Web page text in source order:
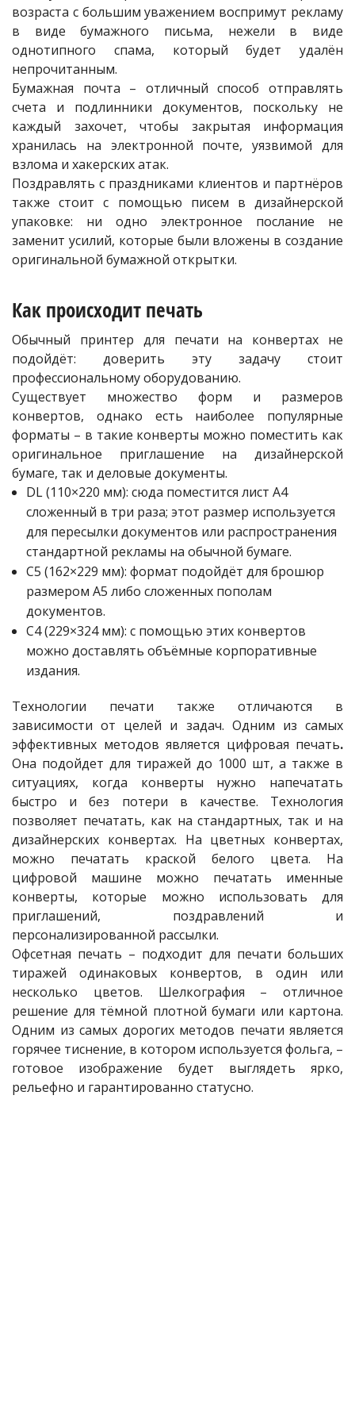
возраста с большим уважением воспримут рекламу
в виде бумажного письма, нежели в виде
однотипного спама, который будет удалён
непрочитанным.
Бумажная почта – отличный способ отправлять
счета и подлинники документов, поскольку не
каждый захочет, чтобы закрытая информация
хранилась на электронной почте, уязвимой для
взлома и хакерских атак.
Поздравлять с праздниками клиентов и партнёров
также стоит с помощью писем в дизайнерской
упаковке: ни одно электронное послание не
заменит усилий, которые были вложены в создание
оригинальной бумажной открытки.
Как происходит печать
Обычный принтер для печати на конвертах не
подойдёт: доверить эту задачу стоит
профессиональному оборудованию.
Существует множество форм и размеров
конвертов, однако есть наиболее популярные
форматы – в такие конверты можно поместить как
оригинальное приглашение на дизайнерской
бумаге, так и деловые документы.
DL (110×220 мм): сюда поместится лист А4
сложенный в три раза; этот размер используется
для пересылки документов или распространения
стандартной рекламы на обычной бумаге.
С5 (162×229 мм): формат подойдёт для брошюр
размером А5 либо сложенных пополам
документов.
С4 (229×324 мм): с помощью этих конвертов
можно доставлять объёмные корпоративные
издания.
Технологии печати также отличаются в
зависимости от целей и задач. Одним из самых
эффективных методов является цифровая печать.
Она подойдет для тиражей до 1000 шт, а также в
ситуациях, когда конверты нужно напечатать
быстро и без потери в качестве. Технология
позволяет печатать, как на стандартных, так и на
дизайнерских конвертах. На цветных конвертах,
можно печатать краской белого цвета. На
цифровой машине можно печатать именные
конверты, которые можно использовать для
приглашений, поздравлений и
персонализированной рассылки.
Офсетная печать – подходит для печати больших
тиражей одинаковых конвертов, в один или
несколько цветов. Шелкография – отличное
решение для тёмной плотной бумаги или картона.
Одним из самых дорогих методов печати является
горячее тиснение, в котором используется фольга, –
готовое изображение будет выглядеть ярко,
рельефно и гарантированно статусно.